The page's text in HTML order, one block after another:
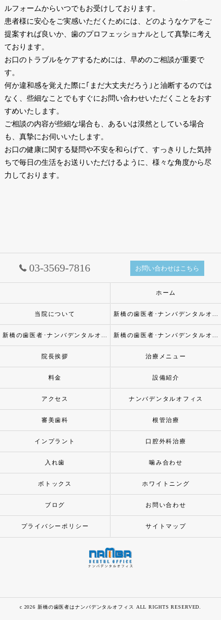
ルフォームからいつでもお受けしております。
患者様に安心をご実感いただくためには、どのようなケアをご
提案すれば良いか、歯のプロフェッショナルとして真摯に考え
ております。
お口のトラブルをケアするためには、早めのご相談が重要で
す。
何か違和感を覚えた際に｢まだ大丈夫だろう｣と油断するのでは
なく、些細なことでもすぐにお問い合わせいただくことをおす
すめいたします。
ご相談の内容が些細な場合も、あるいは漠然としている場合
も、真摯にお伺いいたします。
お口の健康に関する疑問や不安を和らげて、すっきりした気持
ちで毎日の生活をお送りいただけるように、様々な角度から尽
力しております。
03-3569-7816 お問い合わせはこちら
ホーム
当院について 新橋の歯医者･ナンバデンタルオフィスの口コミ情報
新橋の歯医者･ナンバデンタルオフィスの評判 新橋の歯医者･ナンバデンタルオフィスのお客様の声
院長挨拶 治療メニュー
料金 設備紹介
アクセス ナンバデンタルオフィス
審美歯科 根管治療
インプラント 口腔外科治療
入れ歯 噛み合わせ
ボトックス ホワイトニング
ブログ お問い合わせ
プライバシーポリシー サイトマップ
c 2026 新橋の歯医者はナンバデンタルオフィス ALL RIGHTS RESERVED.